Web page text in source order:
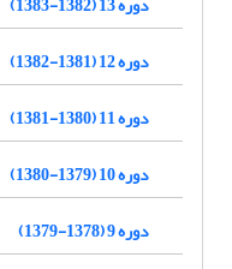
دوره 12 (1381-1382)
دوره 11 (1380-1381)
دوره 10 (1379-1380)
دوره 9 (1378-1379)